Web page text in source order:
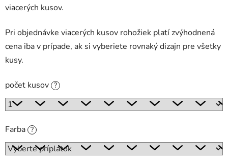
viacerých kusov.
Pri objednávke viacerých kusov rohožiek platí zvýhodnená
cena iba v prípade, ak si vyberiete rovnaký dizajn pre všetky
kusy.
počet kusov ?
Farba ?